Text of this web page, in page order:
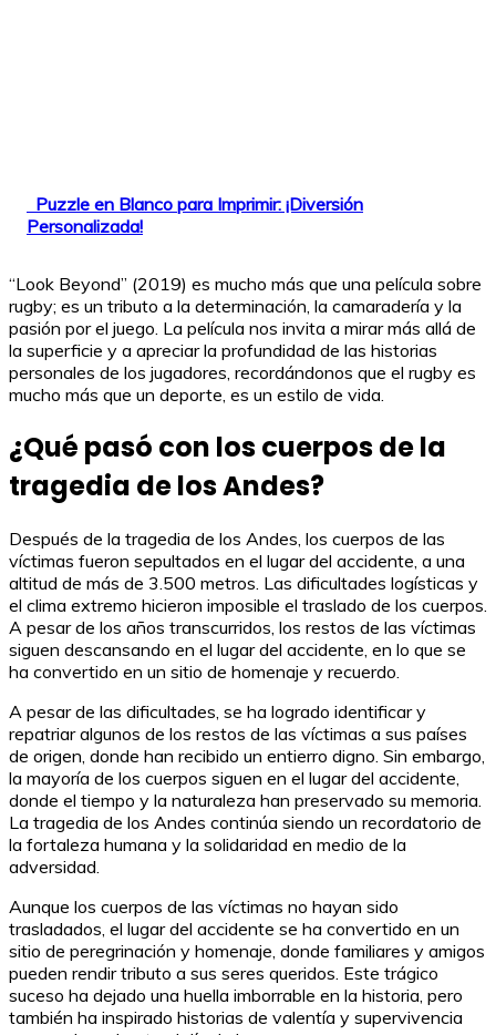
Puzzle en Blanco para Imprimir: ¡Diversión
Personalizada!
“Look Beyond” (2019) es mucho más que una película sobre
rugby; es un tributo a la determinación, la camaradería y la
pasión por el juego. La película nos invita a mirar más allá de
la superficie y a apreciar la profundidad de las historias
personales de los jugadores, recordándonos que el rugby es
mucho más que un deporte, es un estilo de vida.
¿Qué pasó con los cuerpos de la
tragedia de los Andes?
Después de la tragedia de los Andes, los cuerpos de las
víctimas fueron sepultados en el lugar del accidente, a una
altitud de más de 3.500 metros. Las dificultades logísticas y
el clima extremo hicieron imposible el traslado de los cuerpos.
A pesar de los años transcurridos, los restos de las víctimas
siguen descansando en el lugar del accidente, en lo que se
ha convertido en un sitio de homenaje y recuerdo.
A pesar de las dificultades, se ha logrado identificar y
repatriar algunos de los restos de las víctimas a sus países
de origen, donde han recibido un entierro digno. Sin embargo,
la mayoría de los cuerpos siguen en el lugar del accidente,
donde el tiempo y la naturaleza han preservado su memoria.
La tragedia de los Andes continúa siendo un recordatorio de
la fortaleza humana y la solidaridad en medio de la
adversidad.
Aunque los cuerpos de las víctimas no hayan sido
trasladados, el lugar del accidente se ha convertido en un
sitio de peregrinación y homenaje, donde familiares y amigos
pueden rendir tributo a sus seres queridos. Este trágico
suceso ha dejado una huella imborrable en la historia, pero
también ha inspirado historias de valentía y supervivencia